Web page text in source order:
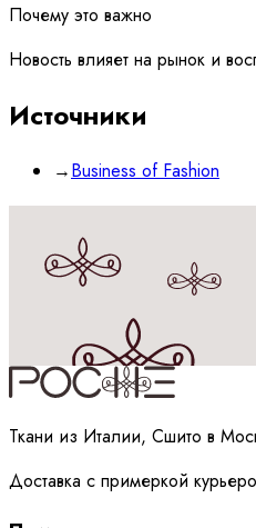
Почему это важно
Новость влияет на рынок и
Источники
→Business of Fashion
Принимаюполитику
Ткани из Италии, Сшито в
Доставка с примеркой